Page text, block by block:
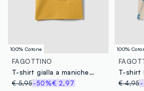
100% Cotone
FAGOTTINO
T-shirt gialla a maniche corte in puro cotone
€ 5,95-50%€ 2,97
100%
€ 4,95